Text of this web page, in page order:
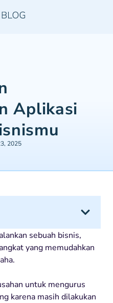
Aplikasi
2025
sebuah bisnis,
yang memudahkan
untuk mengurus
karena masih dilakukan